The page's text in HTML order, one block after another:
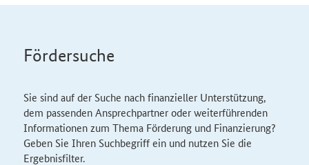
Fördersuche
Sie sind auf der Suche nach finanzieller Unterstützung,
dem passenden Ansprechpartner oder weiterführenden
Informationen zum Thema Förderung und Finanzierung?
Geben Sie Ihren Suchbegriff ein und nutzen Sie die
Ergebnisfilter.